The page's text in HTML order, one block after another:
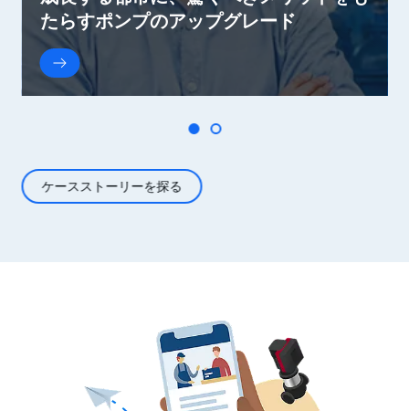
たらすポンプのアップグレード
ケースストーリーを探る